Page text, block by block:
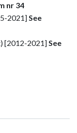
nr 34
2021]See
[2012-2021]See